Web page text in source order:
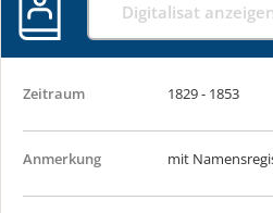
Digitalisat
Zeitraum 1829 - 1853
Anmerkung mit